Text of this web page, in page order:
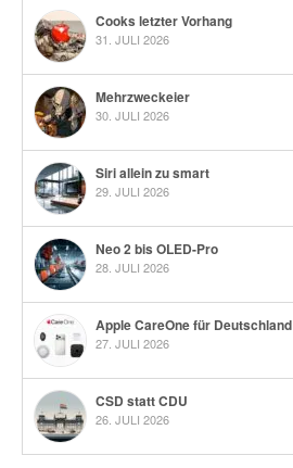
Cooks letzter Vorhang
31. JULI 2026
Mehrzweckeier
30. JULI 2026
Siri allein zu smart
29. JULI 2026
Neo 2 bis OLED-Pro
28. JULI 2026
Apple CareOne für Deutschland
27. JULI 2026
CSD statt CDU
26. JULI 2026